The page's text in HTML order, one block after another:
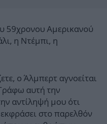
59χρονου Αμερικανού
η Ντέμπι, η
ο Άλμπερτ αγνοείται
αυτή την
αντίληψή μου ότι
στο παρελθόν